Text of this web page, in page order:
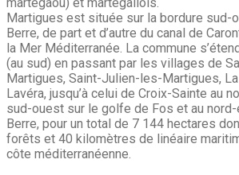
Martigues est située sur la bordure sud-
Berre, de part et d’autre du canal de
la Mer Méditerranée. La commune
(au sud) en passant par les villages de
Martigues, Saint-Julien-les-Martigues, La
Lavéra, jusqu’à celui de Croix-Sainte au
sud-ouest sur le golfe de Fos et au nord-
Berre, pour un total de 7 144 hectares
forêts et 40 kilomètres de linéaire
côte méditerranéenne.